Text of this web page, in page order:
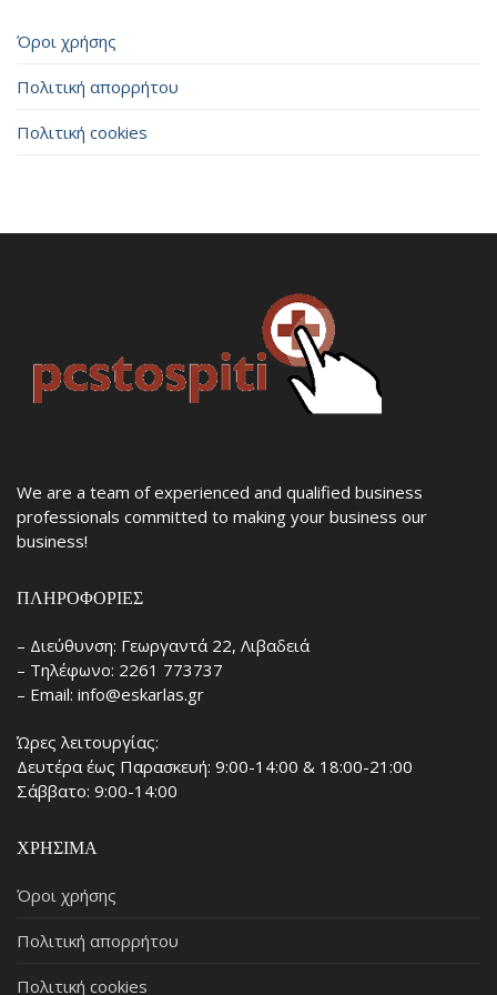
Όροι χρήσης
Πολιτική απορρήτου
Πολιτική cookies
We are a team of experienced and qualified business
professionals committed to making your business our
business!
ΠΛΗΡΟΦΟΡΊΕΣ
– Διεύθυνση: Γεωργαντά 22, Λιβαδειά
– Τηλέφωνο: 2261 773737
– Email: info@eskarlas.gr
Ώρες λειτουργίας:
Δευτέρα έως Παρασκευή: 9:00-14:00 & 18:00-21:00
Σάββατο: 9:00-14:00
ΧΡΉΣΙΜΑ
Όροι χρήσης
Πολιτική απορρήτου
Πολιτική cookies